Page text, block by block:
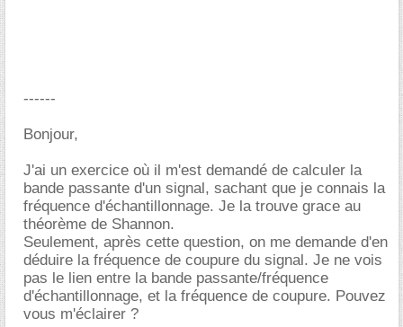
------
Bonjour,
J'ai un exercice où il m'est demandé de calculer la
bande passante d'un signal, sachant que je connais la
fréquence d'échantillonnage. Je la trouve grace au
théorème de Shannon.
Seulement, après cette question, on me demande d'en
déduire la fréquence de coupure du signal. Je ne vois
pas le lien entre la bande passante/fréquence
d'échantillonnage, et la fréquence de coupure. Pouvez
vous m'éclairer ?